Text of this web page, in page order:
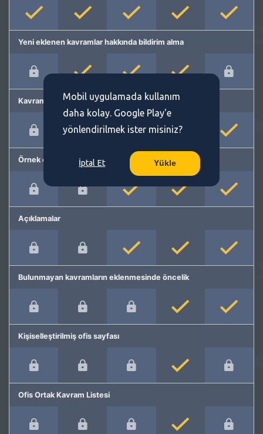
Yeni eklenen kavramlar hakkında bildirim alma
Kavram önerme
Örnek cümleler
Açıklamalar
Bulunmayan kavramların eklenmesinde öncelik
Kişiselleştirilmiş ofis sayfası
Ofis Ortak Kavram Listesi
Mobil uygulamada kullanım
daha kolay. Google Play'e
yönlendirilmek ister misiniz?
İptal Et Yükle